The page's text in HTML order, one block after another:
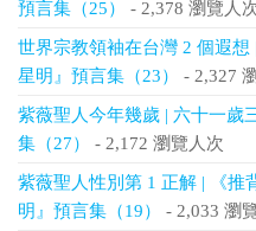
預言集（25）
- 2,378 瀏覽人
世界宗教領袖在台灣 2 個遐想
星明』預言集（23）
- 2,327
紫薇聖人今年幾歲 | 六十一歲
集（27）
- 2,172 瀏覽人次
紫薇聖人性別第 1 正解 | 《推
明』預言集（19）
- 2,033 瀏